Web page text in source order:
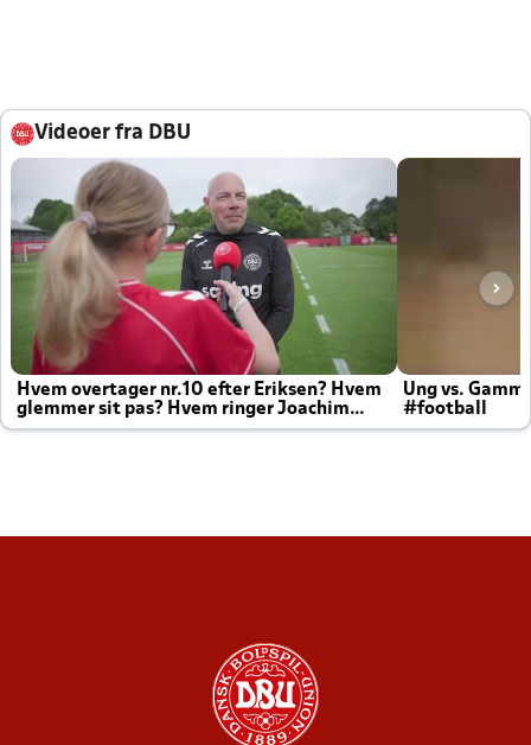
Videoer fra DBU
Hvem overtager nr.10 efter Eriksen? Hvem
glemmer sit pas? Hvem ringer Joachim
altid til efter kampe?
Ung vs.
#football